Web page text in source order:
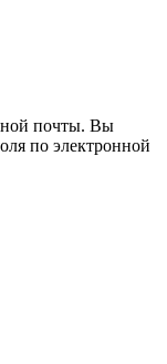
почты. Вы
по электронной